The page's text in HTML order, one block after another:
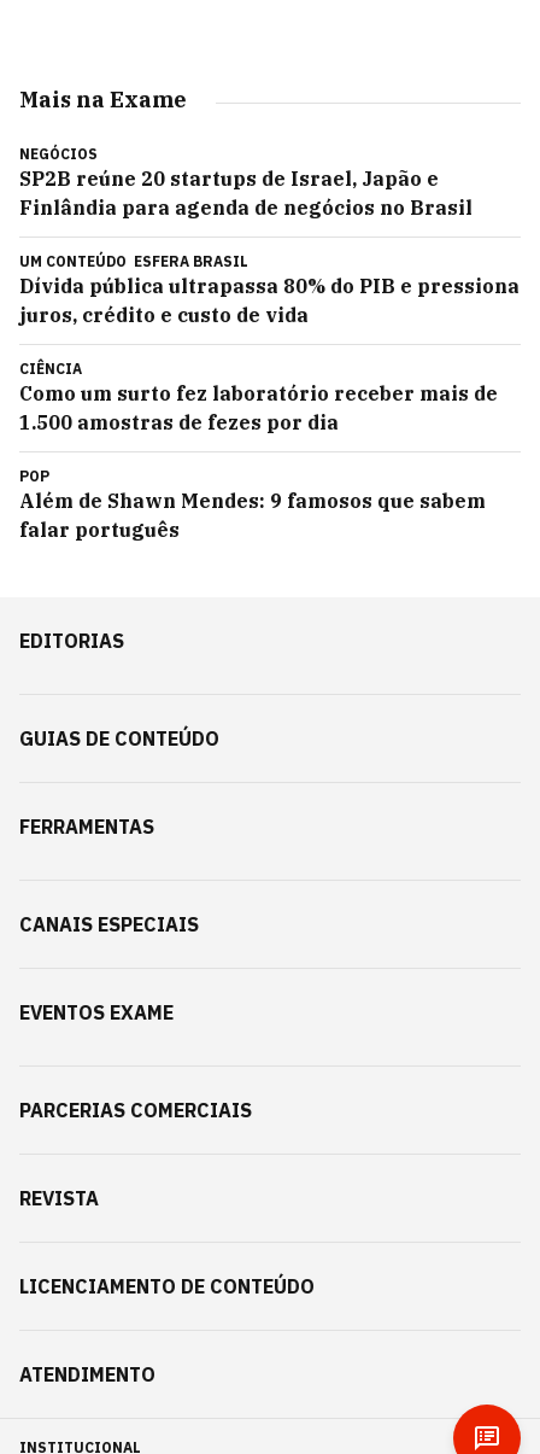
Mais na Exame
NEGÓCIOS
SP2B reúne 20 startups de Israel, Japão e
Finlândia para agenda de negócios no Brasil
UM CONTEÚDO ESFERA BRASIL
Dívida pública ultrapassa 80% do PIB e pressiona
juros, crédito e custo de vida
CIÊNCIA
Como um surto fez laboratório receber mais de
1.500 amostras de fezes por dia
POP
Além de Shawn Mendes: 9 famosos que sabem
falar português
EDITORIAS
GUIAS DE CONTEÚDO
FERRAMENTAS
CANAIS ESPECIAIS
EVENTOS EXAME
PARCERIAS COMERCIAIS
REVISTA
LICENCIAMENTO DE CONTEÚDO
ATENDIMENTO
INSTITUCIONAL